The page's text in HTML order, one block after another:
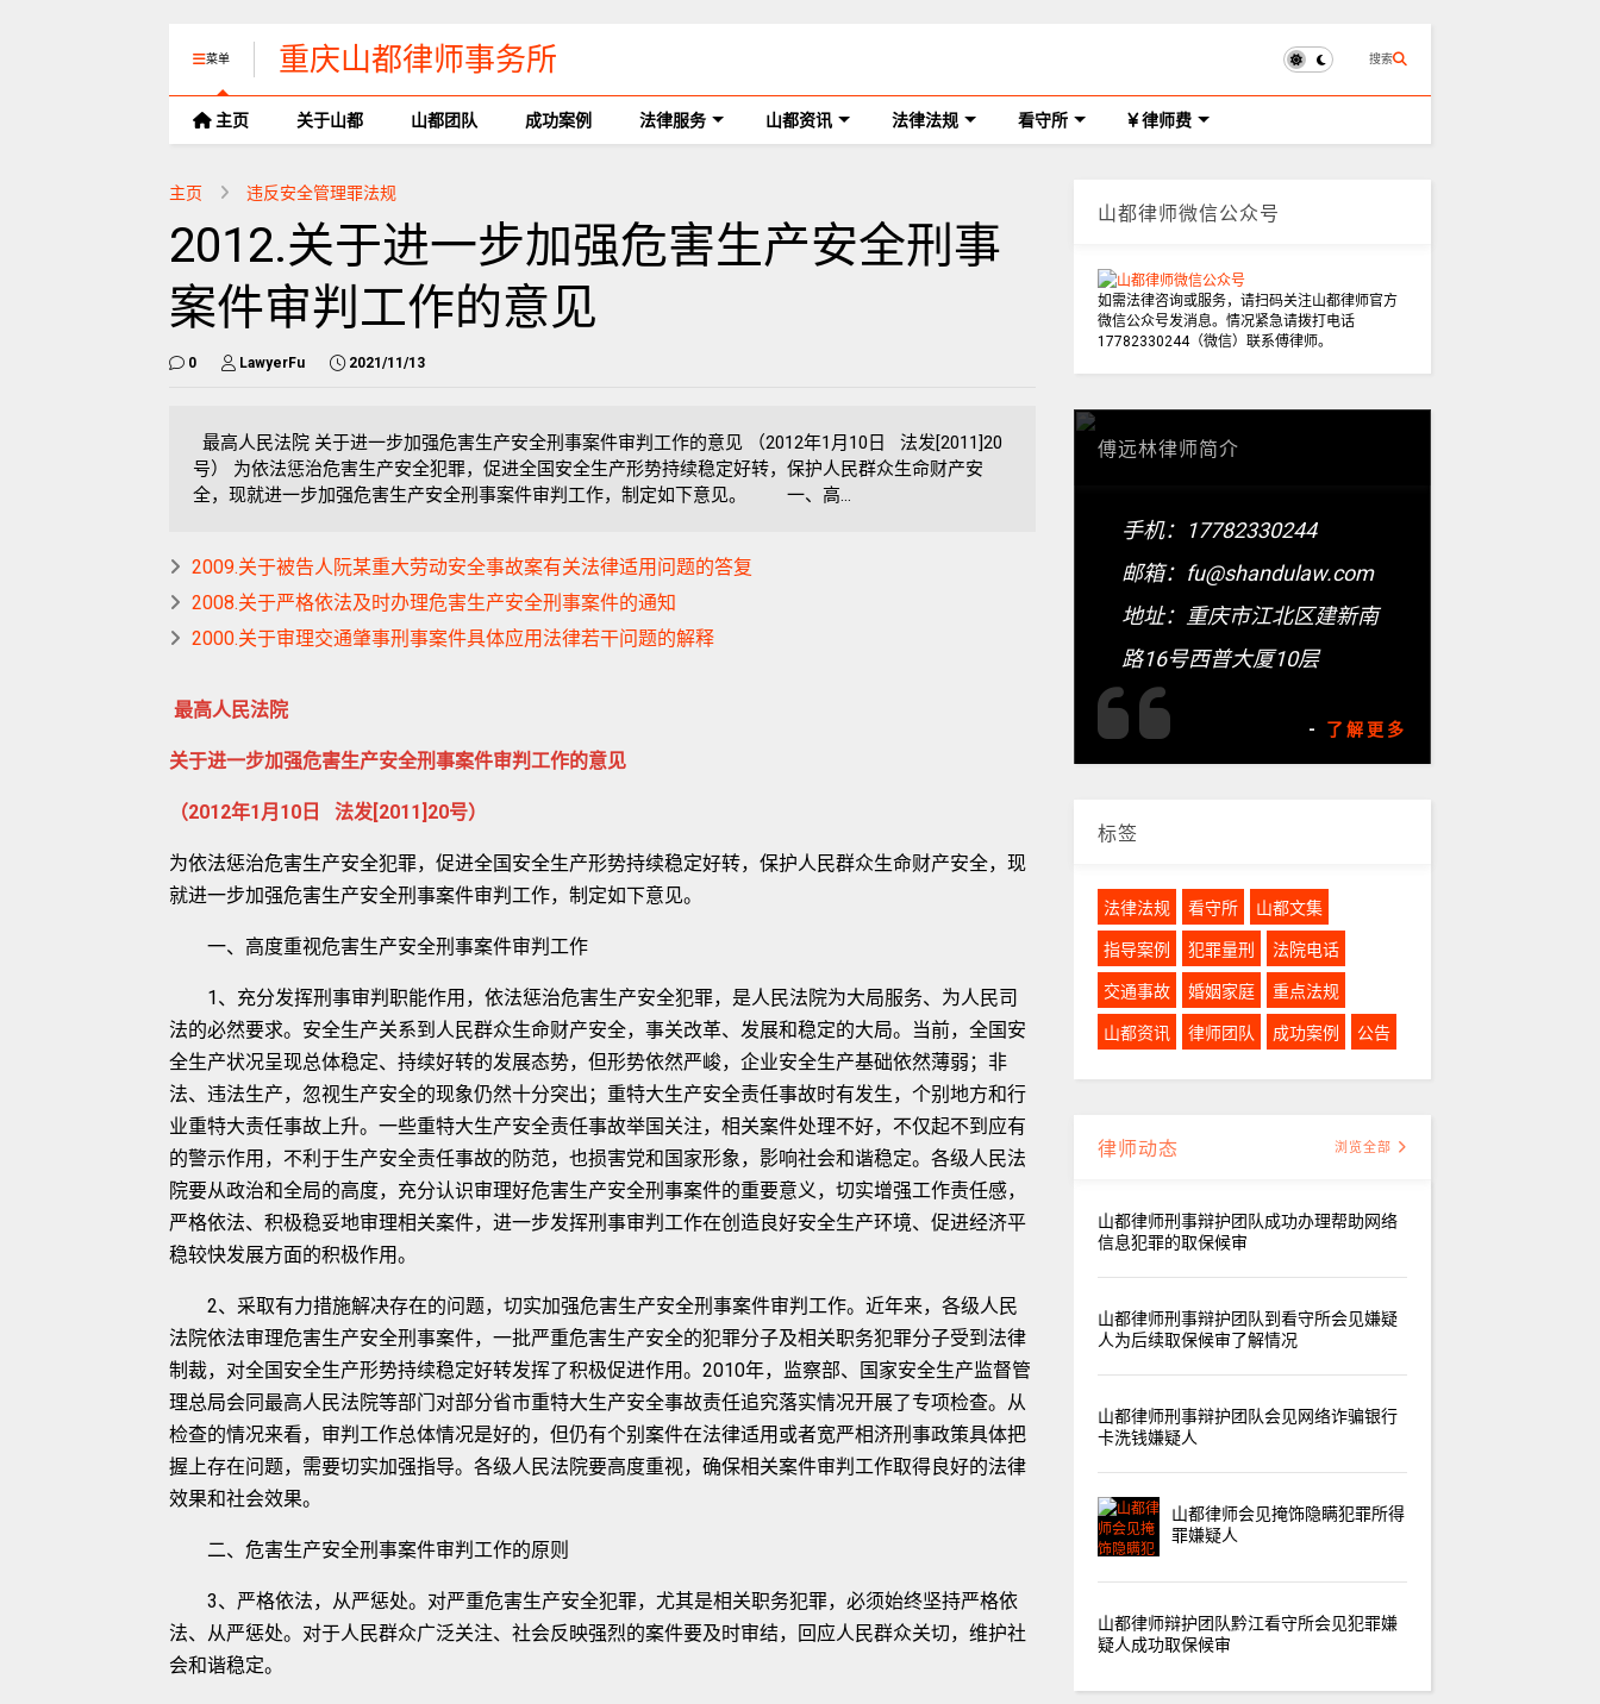
菜单 重庆山都律师事务所 搜索
主页 关于山都 山都团队 成功案例 法律服务 山都资讯 法律法规 看守所 律师费
主页 违反安全管理罪法规
2012.关于进一步加强危害生产安全刑事
案件审判工作的意见
0 LawyerFu 2021/11/13
最高人民法院 关于进一步加强危害生产安全刑事案件审判工作的意见 （2012年1月10日 法发[2011]20
号） 为依法惩治危害生产安全犯罪，促进全国安全生产形势持续稳定好转，保护人民群众生命财产安
全，现就进一步加强危害生产安全刑事案件审判工作，制定如下意见。 一、高...
2009.关于被告人阮某重大劳动安全事故案有关法律适用问题的答复
2008.关于严格依法及时办理危害生产安全刑事案件的通知
2000.关于审理交通肇事刑事案件具体应用法律若干问题的解释
最高人民法院
关于进一步加强危害生产安全刑事案件审判工作的意见
（2012年1月10日 法发[2011]20号）
为依法惩治危害生产安全犯罪，促进全国安全生产形势持续稳定好转，保护人民群众生命财产安全，现
就进一步加强危害生产安全刑事案件审判工作，制定如下意见。
一、高度重视危害生产安全刑事案件审判工作
1、充分发挥刑事审判职能作用，依法惩治危害生产安全犯罪，是人民法院为大局服务、为人民司
法的必然要求。安全生产关系到人民群众生命财产安全，事关改革、发展和稳定的大局。当前，全国安
全生产状况呈现总体稳定、持续好转的发展态势，但形势依然严峻，企业安全生产基础依然薄弱；非
法、违法生产，忽视生产安全的现象仍然十分突出；重特大生产安全责任事故时有发生，个别地方和行
业重特大责任事故上升。一些重特大生产安全责任事故举国关注，相关案件处理不好，不仅起不到应有
的警示作用，不利于生产安全责任事故的防范，也损害党和国家形象，影响社会和谐稳定。各级人民法
院要从政治和全局的高度，充分认识审理好危害生产安全刑事案件的重要意义，切实增强工作责任感，
严格依法、积极稳妥地审理相关案件，进一步发挥刑事审判工作在创造良好安全生产环境、促进经济平
稳较快发展方面的积极作用。
2、采取有力措施解决存在的问题，切实加强危害生产安全刑事案件审判工作。近年来，各级人民
法院依法审理危害生产安全刑事案件，一批严重危害生产安全的犯罪分子及相关职务犯罪分子受到法律
制裁，对全国安全生产形势持续稳定好转发挥了积极促进作用。2010年，监察部、国家安全生产监督管
理总局会同最高人民法院等部门对部分省市重特大生产安全事故责任追究落实情况开展了专项检查。从
检查的情况来看，审判工作总体情况是好的，但仍有个别案件在法律适用或者宽严相济刑事政策具体把
握上存在问题，需要切实加强指导。各级人民法院要高度重视，确保相关案件审判工作取得良好的法律
效果和社会效果。
二、危害生产安全刑事案件审判工作的原则
3、严格依法，从严惩处。对严重危害生产安全犯罪，尤其是相关职务犯罪，必须始终坚持严格依
法、从严惩处。对于人民群众广泛关注、社会反映强烈的案件要及时审结，回应人民群众关切，维护社
会和谐稳定。
山都律师微信公众号
如需法律咨询或服务，请扫码关注山都律师官方
微信公众号发消息。情况紧急请拨打电话
17782330244（微信）联系傅律师。
傅远林律师简介
手机：17782330244
邮箱：fu@shandulaw.com
地址：重庆市江北区建新南
路16号西普大厦10层
- 了解更多
标签
法律法规 看守所 山都文集
指导案例 犯罪量刑 法院电话
交通事故 婚姻家庭 重点法规
山都资讯 律师团队 成功案例 公告
律师动态 浏览全部
山都律师刑事辩护团队成功办理帮助网络
信息犯罪的取保候审
山都律师刑事辩护团队到看守所会见嫌疑
人为后续取保候审了解情况
山都律师刑事辩护团队会见网络诈骗银行
卡洗钱嫌疑人
山都律师会见掩饰隐瞒犯罪所得
罪嫌疑人
山都律师辩护团队黔江看守所会见犯罪嫌
疑人成功取保候审